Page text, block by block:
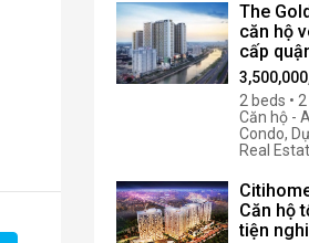
The
căn hộ
cấp
2 beds •
Căn hộ -
Condo,
Real
Căn hộ
tiện